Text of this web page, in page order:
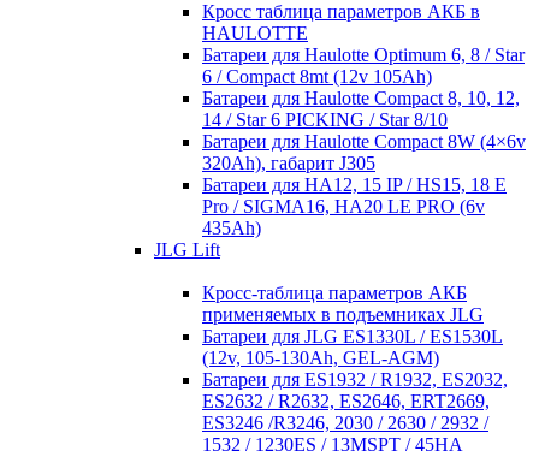
Кросc таблица параметров АКБ в
HAULOTTE
Батареи для Haulotte Optimum 6, 8 / Star
6 / Compact 8mt (12v 105Ah)
Батареи для Haulotte Compact 8, 10, 12,
14 / Star 6 PICKING / Star 8/10
Батареи для Haulotte Compact 8W (4×6v
320Ah), габарит J305
Батареи для HA12, 15 IP / HS15, 18 E
Pro / SIGMA16, HA20 LE PRO (6v
435Ah)
JLG Lift
Кросc-таблица параметров АКБ
применяемых в подъемниках JLG
Батареи для JLG ES1330L / ES1530L
(12v, 105-130Ah, GEL-AGM)
Батареи для ES1932 / R1932, ES2032,
ES2632 / R2632, ES2646, ERT2669,
ES3246 /R3246, 2030 / 2630 / 2932 /
1532 / 1230ES / 13MSPT / 45HA